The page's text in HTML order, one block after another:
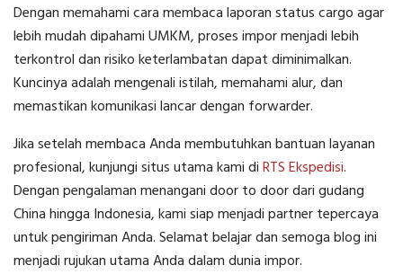
Dengan memahami cara membaca laporan status cargo agar
lebih mudah dipahami UMKM, proses impor menjadi lebih
terkontrol dan risiko keterlambatan dapat diminimalkan.
Kuncinya adalah mengenali istilah, memahami alur, dan
memastikan komunikasi lancar dengan forwarder.
Jika setelah membaca Anda membutuhkan bantuan layanan
profesional, kunjungi situs utama kami diRTS Ekspedisi.
Dengan pengalaman menangani door to door dari gudang
China hingga Indonesia, kami siap menjadi partner tepercaya
untuk pengiriman Anda. Selamat belajar dan semoga blog ini
menjadi rujukan utama Anda dalam dunia impor.